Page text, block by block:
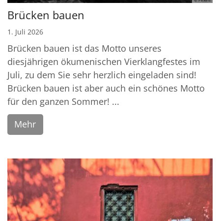
Brücken bauen
1. Juli 2026
Brücken bauen ist das Motto unseres
diesjährigen ökumenischen Vierklangfestes im
Juli, zu dem Sie sehr herzlich eingeladen sind!
Brücken bauen ist aber auch ein schönes Motto
für den ganzen Sommer! ...
Mehr